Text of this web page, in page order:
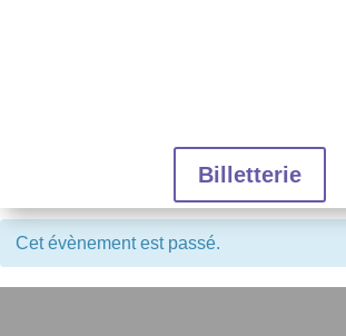
Billetterie
Cet évènement est passé.